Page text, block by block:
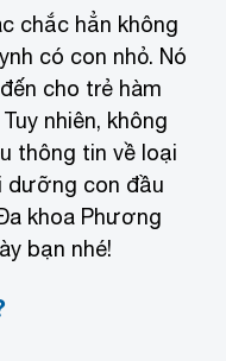
chắc hẳn không
có con nhỏ. Nó
cho trẻ hàm
nhiên, không
thông tin về loại
dưỡng con đầu
khoa Phương
bạn nhé!